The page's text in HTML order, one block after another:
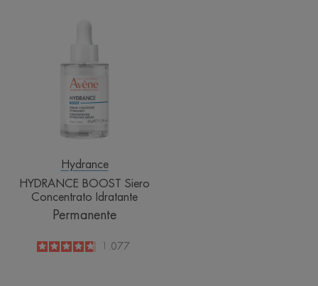
Concentrato
Idratante
Hydrance
HYDRANCE BOOST Siero
Concentrato Idratante
Permanente
4.8
1.077